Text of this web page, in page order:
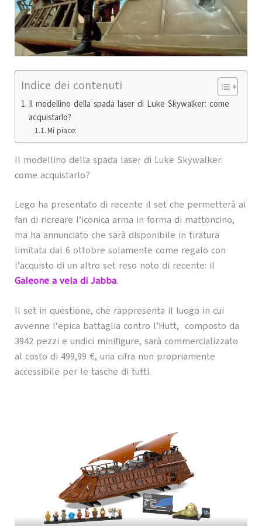
Indice dei contenuti
Il modellino della spada laser di Luke Skywalker: come
acquistarlo?
Mi piace:
Il modellino della spada laser di Luke Skywalker:
come acquistarlo?
Lego ha presentato di recente il set che permetterà ai
fan di ricreare l’iconica arma in forma di mattoncino,
ma ha annunciato che sarà disponibile in tiratura
limitata dal 6 ottobre solamente come regalo con
l’acquisto di un altro set reso noto di recente: il
Galeone a vela di Jabba.
Il set in questione, che rappresenta il luogo in cui
avvenne l’epica battaglia contro l’Hutt, composto da
3942 pezzi e undici minifigure, sarà commercializzato
al costo di 499,99 €, una cifra non propriamente
accessibile per le tasche di tutti.